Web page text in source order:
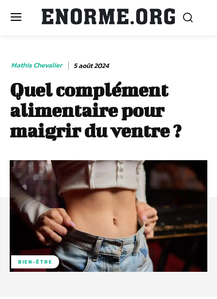
Mathis Chevalier 5 août 2024
Quel complément
alimentaire pour
maigrir du ventre ?
BIEN-ÊTRE